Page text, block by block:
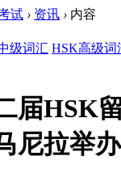
试 › 资讯 › 内容
级词汇 HSK高级词
届HSK
尼拉举办